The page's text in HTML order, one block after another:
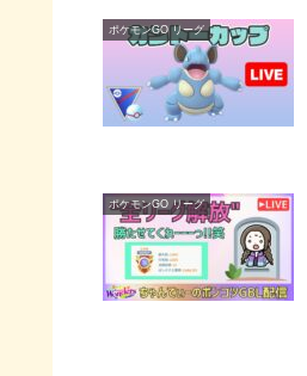
ポケモンGO リーグ
ポケモンGO リーグ